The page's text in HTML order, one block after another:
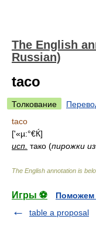
The English
Russian)
taco
Толкование
taco
['«µ:°€Ќ]
исп. тако (пирожки
The English annotation is
Игры ⚽
Поможем
table a proposal